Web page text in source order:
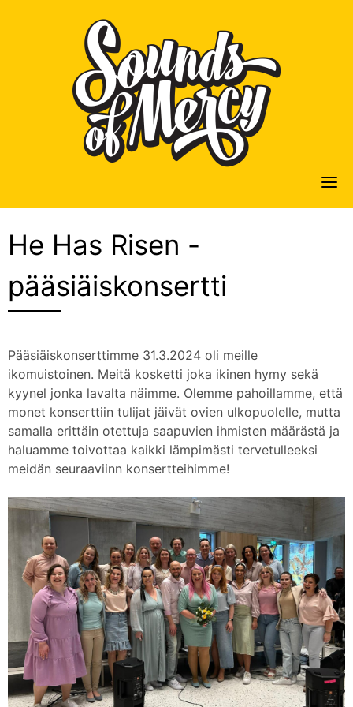
He Has Risen -
pääsiäiskonsertti
Pääsiäiskonserttimme 31.3.2024 oli meille
ikomuistoinen. Meitä kosketti joka ikinen hymy sekä
kyynel jonka lavalta näimme. Olemme pahoillamme, että
monet konserttiin tulijat jäivät ovien ulkopuolelle, mutta
samalla erittäin otettuja saapuvien ihmisten määrästä ja
haluamme toivottaa kaikki lämpimästi tervetulleeksi
meidän seuraaviinn konsertteihimme!